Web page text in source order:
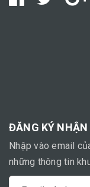
ĐĂNG KÝ
Nhập vào email
những thông tin